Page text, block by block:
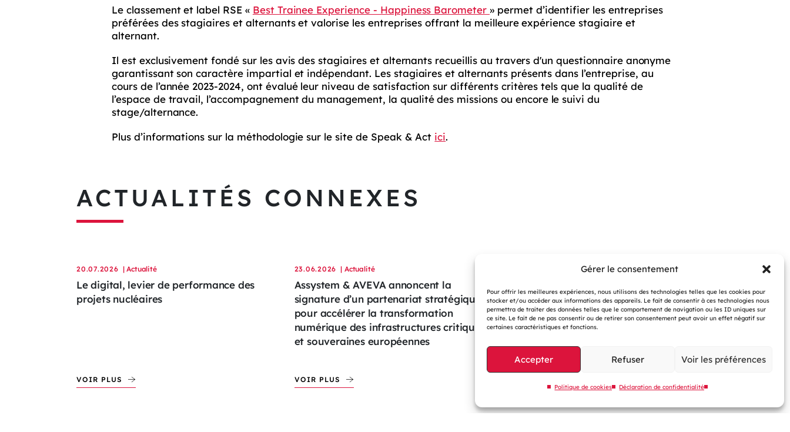
Gérer le consentement
Pour offrir les meilleures expériences, nous utilisons des technologies telles que les cookies pour
stocker et/ou accéder aux informations des appareils. Le fait de consentir à ces technologies nous
permettra de traiter des données telles que le comportement de navigation ou les ID uniques sur
ce site. Le fait de ne pas consentir ou de retirer son consentement peut avoir un effet négatif sur
certaines caractéristiques et fonctions.
Accepter Refuser Voir les préférences
Politique de cookies Déclaration de confidentialité
Le classement et label RSE « Best Trainee Experience - Happiness Barometer» permet d’identifier les entreprises
préférées des stagiaires et alternants et valorise les entreprises offrant la meilleure expérience stagiaire et
alternant.
Il est exclusivement fondé sur les avis des stagiaires et alternants recueillis au travers d'un questionnaire anonyme
garantissant son caractère impartial et indépendant. Les stagiaires et alternants présents dans l’entreprise, au
cours de l’année 2023-2024, ont évalué leur niveau de satisfaction sur différents critères tels que la qualité de
l’espace de travail, l’accompagnement du management, la qualité des missions ou encore le suivi du
stage/alternance.
Plus d’informations sur la méthodologie sur le site de Speak & Act ici.
ACTUALITÉS CONNEXES
20.07.2026 | Actualité
Le digital, levier de performance des
projets nucléaires
VOIR PLUS
23.06.2026 | Actualité
Assystem & AVEVA annoncent la
signature d’un partenariat stratégique
pour accélérer la transformation
numérique des infrastructures critiques
et souveraines européennes
VOIR PLUS
| Actualité
cœur des transformations du
management de projet